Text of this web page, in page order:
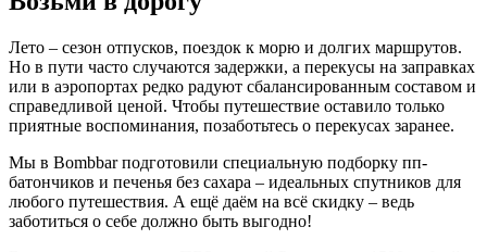
Лето – сезон отпусков, поездок к морю и долгих маршрутов.
Но в пути часто случаются задержки, а перекусы на заправках
или в аэропортах редко радуют сбалансированным составом и
справедливой ценой. Чтобы путешествие оставило только
приятные воспоминания, позаботьтесь о перекусах заранее.
Мы в Bombbar подготовили специальную подборку пп-
батончиков и печенья без сахара – идеальных спутников для
любого путешествия. А ещё даём на всё скидку – ведь
заботиться о себе должно быть выгодно!